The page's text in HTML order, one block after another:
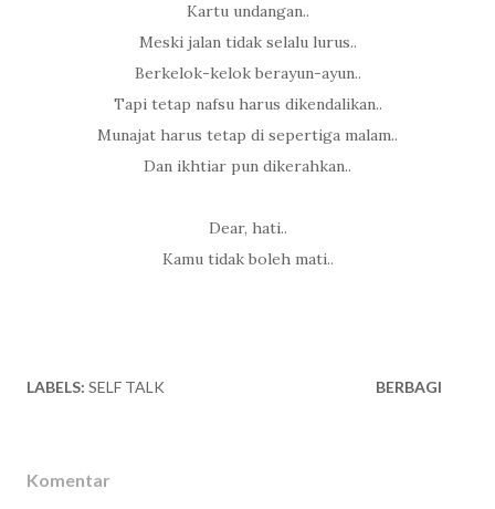
Kartu undangan..
Meski jalan tidak selalu lurus..
Berkelok-kelok berayun-ayun..
Tapi tetap nafsu harus dikendalikan..
Munajat harus tetap di sepertiga malam..
Dan ikhtiar pun dikerahkan..
Dear, hati..
Kamu tidak boleh mati..
LABELS: SELF TALK BERBAGI
Komentar